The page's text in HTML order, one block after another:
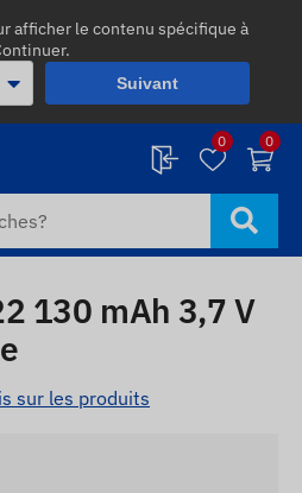
afficher le contenu spécifique à
Suivant
0 0
130 mAh 3,7 V
sur les produits